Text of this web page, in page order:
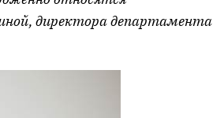
директора департамента